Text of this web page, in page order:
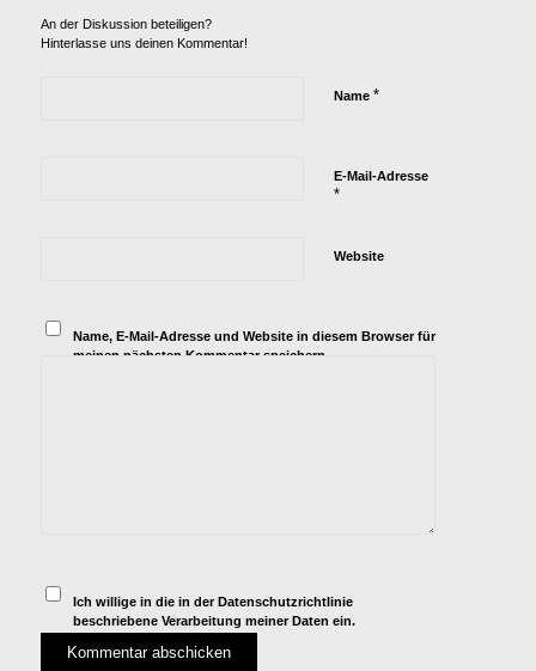
An der Diskussion beteiligen?
Hinterlasse uns deinen Kommentar!
Name *
E-Mail-Adresse
*
Website
Name, E-Mail-Adresse und Website in diesem Browser für
meinen nächsten Kommentar speichern.
Ich willige in die in derDatenschutzrichtlinie
beschriebene Verarbeitung meiner Daten ein.